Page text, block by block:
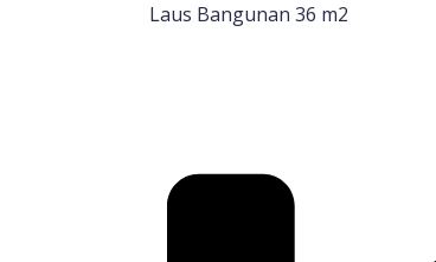
Laus Bangunan 36 m2